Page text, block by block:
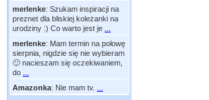
merlenke: Szukam inspiracji na
preznet dla bliskiej koleżanki na
urodziny :) Co warto jest je
merlenke: Mam termin na połowę
sierpnia, nigdzie się nie wybieram
🙂 nacieszam się oczekiwaniem,
do
Amazonka: Nie mam tv.